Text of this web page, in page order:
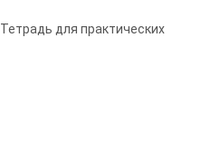
Тетрадь для практических